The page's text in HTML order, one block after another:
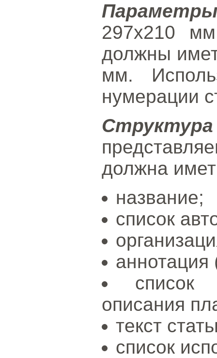
297x210
должны
мм.
нумерации
должна
название;
список
аннотация
описания
текст
список